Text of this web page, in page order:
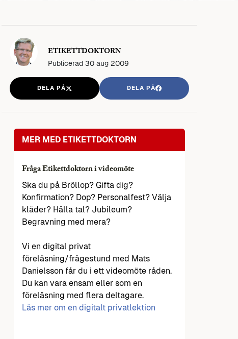
ETIKETTDOKTORN
Publicerad 30 aug 2009
DELA PÅ DELA PÅ
MER MED ETIKETTDOKTORN
Fråga Etikettdoktorn i videomöte
Ska du på Bröllop? Gifta dig?
Konfirmation? Dop? Personalfest? Välja
kläder? Hålla tal? Jubileum?
Begravning med mera?
Vi en digital privat
föreläsning/frågestund med Mats
Danielsson får du i ett videomöte råden.
Du kan vara ensam eller som en
föreläsning med flera deltagare.
Läs mer om en digitalt privatlektion